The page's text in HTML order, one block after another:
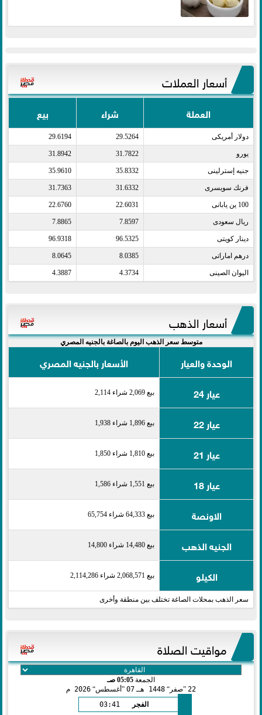
أسعار العملات
العملة شراء بيع
دولار أمريكى​ 29.5264
29.6194
يورو​ 31.7822
31.8942
جنيه إسترلينى​ 35.8332
35.9610
فرنك سويسرى​ 31.6332
31.7363
100 ين يابانى​ 22.6031
22.6760
ريال سعودى​ 7.8597
7.8865
دينار كويتى​ 96.5325
96.9318
درهم اماراتى​ 8.0385
8.0645
اليوان الصينى​ 4.3734
4.3887
أسعار الذهب
متوسط سعر الذهب اليوم بالصاغة بالجنيه المصري
الوحدة والعيار
الأسعار بالجنيه المصري
عيار 24
بيع 2,069 شراء 2,114
عيار 22 بيع 1,896 شراء 1,938
عيار 21 بيع 1,810 شراء 1,850
عيار 18 بيع 1,551 شراء 1,586
الاونصة بيع 64,333 شراء 65,754
الجنيه الذهب بيع 14,480 شراء 14,800
الكيلو بيع 2,068,571 شراء 2,114,286
سعر الذهب بمحلات الصاغة تختلف بين منطقة وأخرى
مواقيت الصلاة
الجمعة 05:05 صـ
22 صفر 1448 هـ 07 أغسطس 2026 م
الفجر
03:41